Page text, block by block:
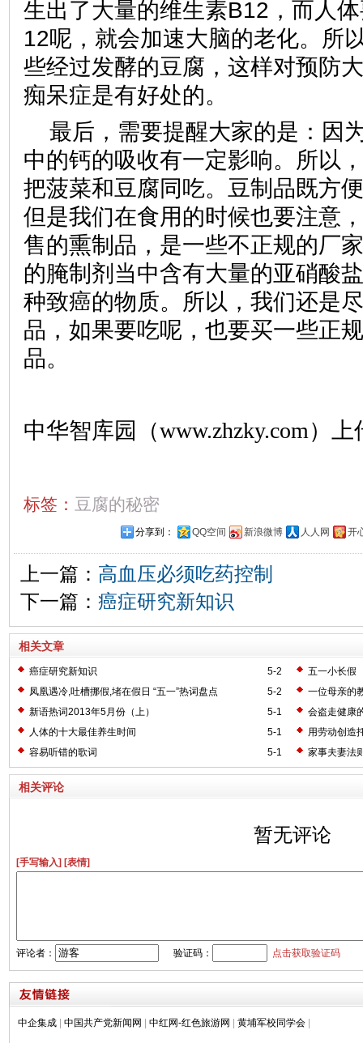
生出了大量的维生素B12，而人
12呢，就会加速大脑的老化。所
些经过发酵的豆腐，这样对预防
痴呆症是有好处的。
最后，需要提醒大家的是：因
中的钙的吸收有一定影响。所以
把菠菜和豆腐同吃。豆制品既方
但是我们在食用的时候也要注意
售的熏制品，是一些不正规的厂
的腌制剂当中含有大量的亚硝酸
种致癌的物质。所以，我们还是
品，如果要吃呢，也要买一些正
品。
中华智库园（www.zhzky.com）上
标签： 豆腐的秘密
分享到： QQ空间 新浪微博 人人网 开
上一篇： 高血压必须吃药控制
下一篇： 癌症研究新知识
相关文章
5-2
癌症研究新知识
五一小长假
5-2
凤凰遇冷,吐槽挪假,堵在假日 “五一”热词盘点
一位母亲的
5-1
新语热词2013年5月份（上）
会盗走健康
5-1
人体的十大最佳养生时间
用劳动创造
5-1
容易听错的歌词 家事夫妻法
相关评论
暂无评论
[手写输入] [表情]
评论者： 验证码： 点击获取验证码
中企集成 中国共产党新闻网 中红网-红色旅游网 黄埔军校同学会